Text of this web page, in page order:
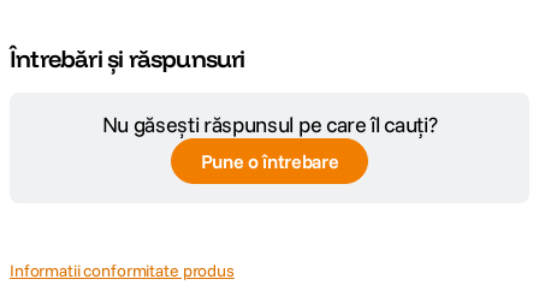
Întrebări și răspunsuri
Nu găsești răspunsul pe care îl cauți?
Pune o întrebare
Informatii conformitate produs